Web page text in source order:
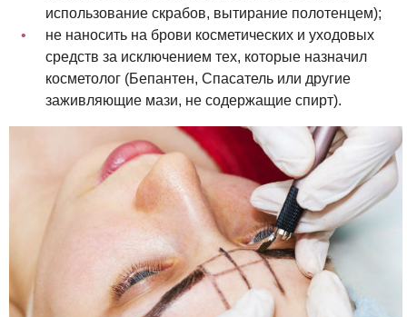
использование скрабов, вытирание полотенцем);
не наносить на брови косметических и уходовых
средств за исключением тех, которые назначил
косметолог (Бепантен, Спасатель или другие
заживляющие мази, не содержащие спирт).